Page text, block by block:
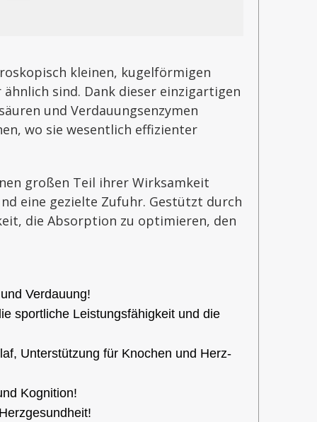
kleinen, kugelförmigen
sind. Dank dieser einzigartigen
und Verdauungsenzymen
wo sie wesentlich effizienter
großen Teil ihrer Wirksamkeit
eine gezielte Zufuhr. Gestützt durch
die Absorption zu optimieren, den
Verdauung!
sportliche Leistungsfähigkeit und die
Unterstützung für Knochen und Herz-
Kognition!